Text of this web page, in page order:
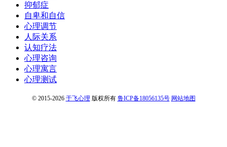
抑郁症
自卑和自信
心理调节
人际关系
认知疗法
心理咨询
心理寓言
心理测试
© 2015-2026 于飞心理 版权所有 鲁ICP备18056135号 网站地图